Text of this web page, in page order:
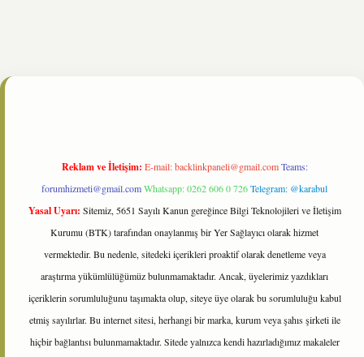
Reklam ve İletişim: E-mail:backlinkpaneli@gmail.com Teams:
forumhizmeti@gmail.comWhatsapp: 0262 606 0 726Telegram: @karabul
Yasal Uyarı: Sitemiz, 5651 Sayılı Kanun gereğince Bilgi Teknolojileri ve İletişim
Kurumu (BTK) tarafından onaylanmış bir Yer Sağlayıcı olarak hizmet
vermektedir. Bu nedenle, sitedeki içerikleri proaktif olarak denetleme veya
araştırma yükümlülüğümüz bulunmamaktadır. Ancak, üyelerimiz yazdıkları
içeriklerin sorumluluğunu taşımakta olup, siteye üye olarak bu sorumluluğu kabul
etmiş sayılırlar. Bu internet sitesi, herhangi bir marka, kurum veya şahıs şirketi ile
hiçbir bağlantısı bulunmamaktadır. Sitede yalnızca kendi hazırladığımız makaleler